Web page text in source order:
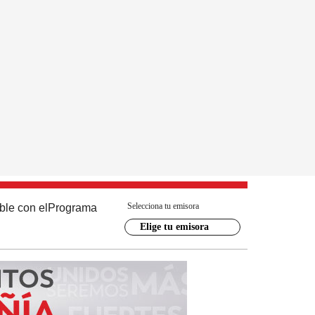
con el Programa Selecciona tu emisora
Elige tu emisora